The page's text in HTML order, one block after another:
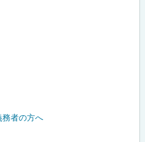
者の方へ